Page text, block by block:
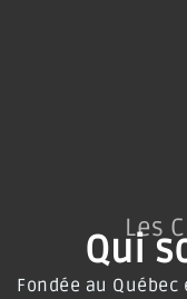
Les
Qui
Fondée au